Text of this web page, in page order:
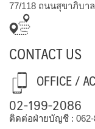
77/118 ถนนสุขาภิบา
CONTACT US
OFFICE /
02-199-2086
ติดต่อฝ่ายบัญชี :